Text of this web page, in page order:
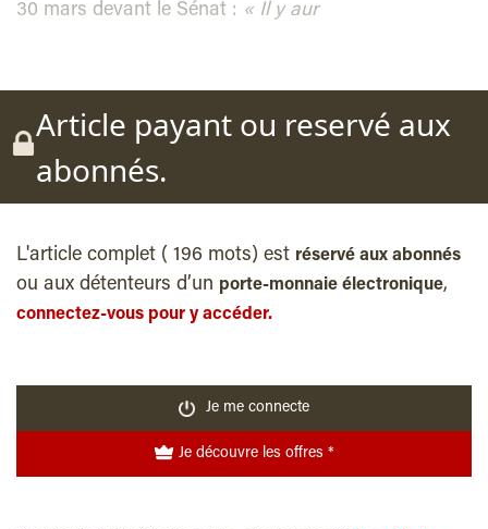
30 mars devant le Sénat : « Il y aur
Article payant ou reservé aux
abonnés.
L'article complet ( 196 mots) est réservé aux abonnés
ou aux détenteurs d’un porte-monnaie électronique,
connectez-vous pour y accéder.
Je me connecte
Je découvre les offres *